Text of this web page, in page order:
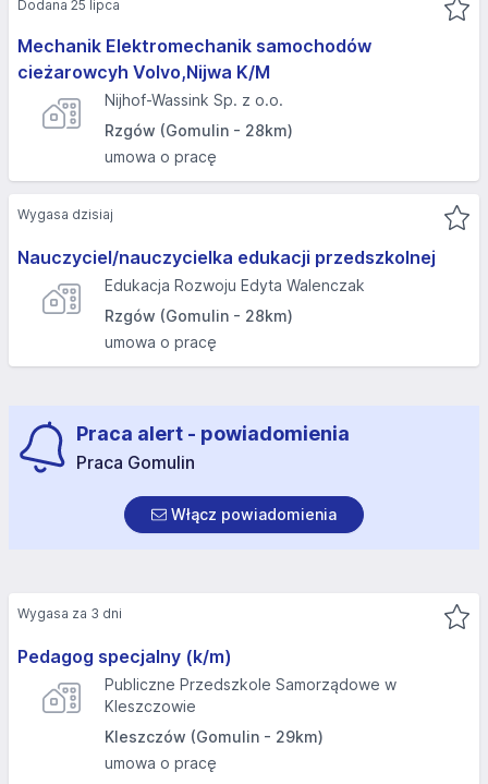
Mechanik Elektromechanik samochodów
cieżarowcyh Volvo,Nijwa K/M
Nijhof-Wassink Sp. z o.o.
Rzgów (Gomulin - 28km)
umowa o pracę
Dodana 25 lipca
Nauczyciel/nauczycielka edukacji przedszkolnej
Edukacja Rozwoju Edyta Walenczak
Rzgów (Gomulin - 28km)
umowa o pracę
Wygasa dzisiaj
Praca alert - powiadomienia
Praca Gomulin
Włącz powiadomienia
Pedagog specjalny (k/m)
Publiczne Przedszkole Samorządowe w
Kleszczowie
Kleszczów (Gomulin - 29km)
umowa o pracę
Wygasa za 3 dni